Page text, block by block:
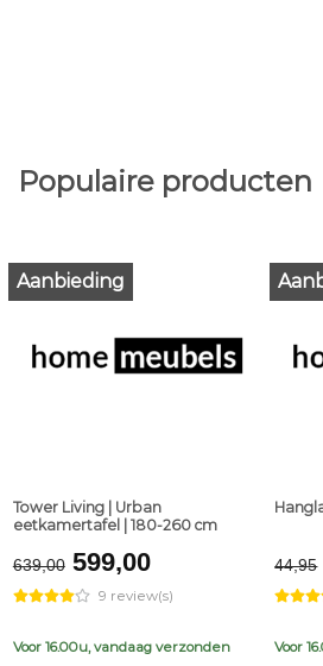
Populaire producten
Aanbieding
Tower Living | Urban
eetkamertafel | 180-260 cm
639,00 Original
price
was:
€639,00.
599,00Current
price
is:
€599,00.
9 review(s)
Voor 16.00u, vandaag verzonden
44,95
Voor